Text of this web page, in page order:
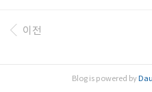
주당), 송희경 의원(자유한국당), 신용현
경진 의원(민주평화당)과 공동으로 4
럼은 과학기술정보통신부가 지난해부
이전
Blog is powered by